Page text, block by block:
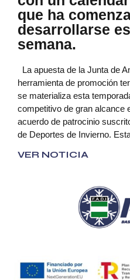
que ha
desarrollarse
semana.
La apuesta de la Junta de
herramienta de promoción
se materializa esta
competitivo de gran alcance
acuerdo de patrocinio
de Deportes de Invierno.
VER NOTICIA